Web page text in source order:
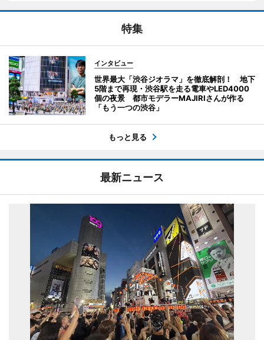
特集
インタビュー
世界最大「渋谷ジオラマ」を徹底解剖！ 地下
5階まで再現・渋谷駅を走る電車やLED4000
個の夜景 都市モデラーMAJIRIさんが作る
「もう一つの渋谷」
もっと見る
最新ニュース